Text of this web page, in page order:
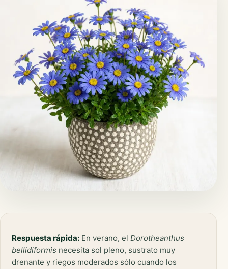
Respuesta rápida: En verano, el Dorotheanthus
bellidiformis necesita sol pleno, sustrato muy
drenante y riegos moderados sólo cuando los